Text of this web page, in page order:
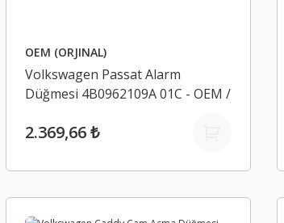
OEM (ORJINAL)
Volkswagen Passat Alarm
Düğmesi 4B0962109A 01C - OEM /
2.369,66 ₺